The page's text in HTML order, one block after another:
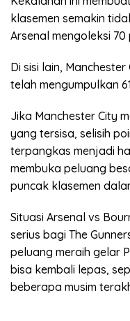
klasemen semakin
Arsenal mengoleksi 70
Di sisi lain,
telah mengumpulkan
Jika Manchester City
yang tersisa, selisih
terpangkas menjadi
membuka peluang
puncak klasemen
Situasi Arsenal vs
serius bagi The
peluang meraih gelar
bisa kembali lepas,
beberapa musim